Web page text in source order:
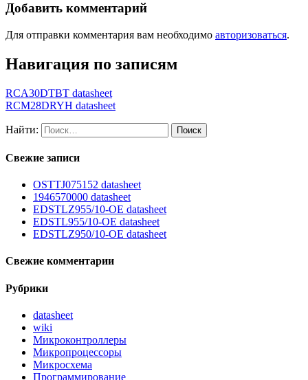
Добавить комментарий
Для отправки комментария вам необходимо авторизоваться.
Навигация по записям
RCA30DTBT datasheet
RCM28DRYH datasheet
Найти:
Свежие записи
OSTTJ075152 datasheet
1946570000 datasheet
EDSTLZ955/10-OE datasheet
EDSTL955/10-OE datasheet
EDSTLZ950/10-OE datasheet
Свежие комментарии
Рубрики
datasheet
wiki
Микроконтроллеры
Микропроцессоры
Микросхема
Программирование